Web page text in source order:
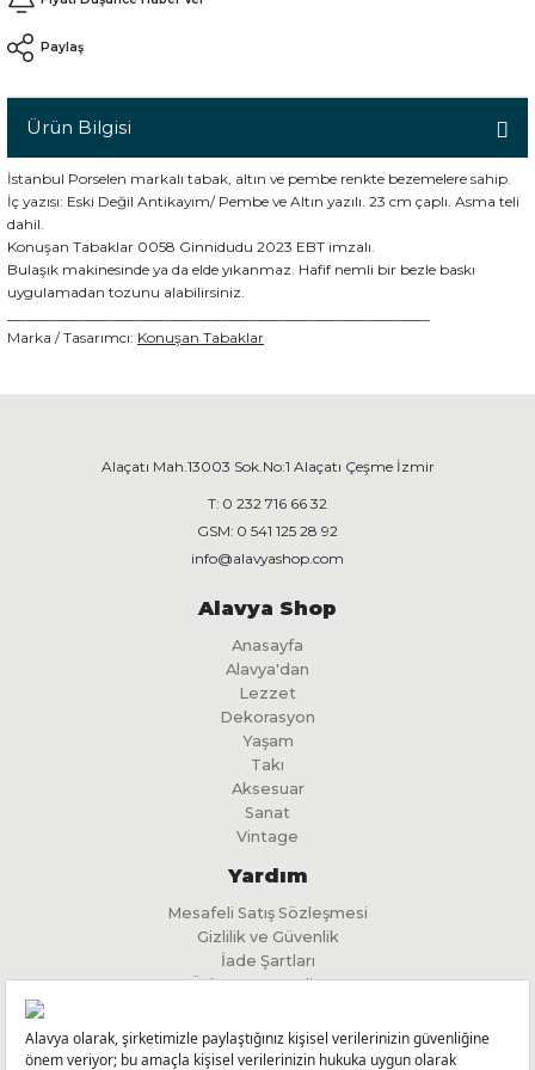
Paylaş
Ürün Bilgisi
İstanbul Porselen markalı tabak, altın ve pembe renkte bezemelere sahip.
İç yazısı: Eski Değil Antikayım/ Pembe ve Altın yazılı. 23 cm çaplı. Asma teli
dahil.
Konuşan Tabaklar 0058 Ginnidudu 2023 EBT imzalı.
Bulaşık makinesinde ya da elde yıkanmaz. Hafif nemli bir bezle baskı
uygulamadan tozunu alabilirsiniz.
Marka / Tasarımcı: Konuşan Tabaklar
Alaçatı Mah.13003 Sok.No:1 Alaçatı Çeşme İzmir
T: 0 232 716 66 32
GSM: 0 541 125 28 92
info@alavyashop.com
Alavya Shop
Anasayfa
Alavya'dan
Lezzet
Dekorasyon
Yaşam
Takı
Aksesuar
Sanat
Vintage
Yardım
Mesafeli Satış Sözleşmesi
Gizlilik ve Güvenlik
İade Şartları
Ödeme ve Teslimat
KVKK Aydınlatma Metni